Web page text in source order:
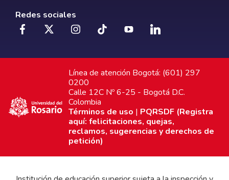
Redes sociales
Línea de atención Bogotá: (601) 297
0200
Calle 12C Nº 6-25 - Bogotá D.C.
Colombia
Términos de uso | PQRSDF (Registra
aquí: felicitaciones, quejas,
reclamos, sugerencias y derechos de
petición)